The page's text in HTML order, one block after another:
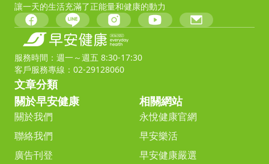
讓一天的生活充滿了正能量和健康的動力
服務時間：週一～週五 8:30-17:30
客戶服務專線：02-29128060
文章分類
關於早安健康
關於我們
聯絡我們
廣告刊登
相關網站
永悅健康官網
早安樂活
早安健康嚴選